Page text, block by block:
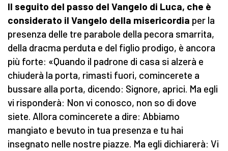
Il seguito del passo del Vangelo di Luca, che è
considerato il Vangelo della misericordia per la
presenza delle tre parabole della pecora smarrita,
della dracma perduta e del figlio prodigo, è ancora
più forte: «Quando il padrone di casa si alzerà e
chiuderà la porta, rimasti fuori, comincerete a
bussare alla porta, dicendo: Signore, aprici. Ma egli
vi risponderà: Non vi conosco, non so di dove
siete. Allora comincerete a dire: Abbiamo
mangiato e bevuto in tua presenza e tu hai
insegnato nelle nostre piazze. Ma egli dichiarerà: Vi